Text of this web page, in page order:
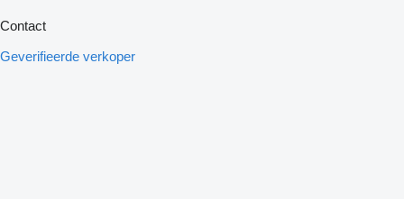
Contact
Geverifieerde verkoper